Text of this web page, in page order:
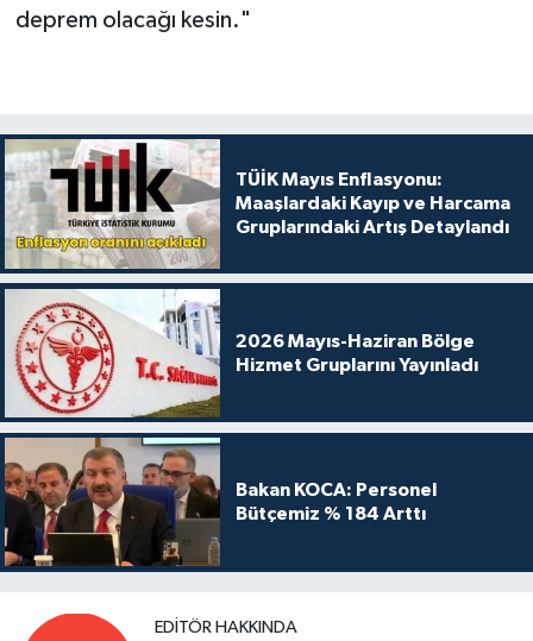
deprem olacağı kesin."
TÜİK Mayıs Enflasyonu:
Maaşlardaki Kayıp ve Harcama
Gruplarındaki Artış Detaylandı
2026 Mayıs-Haziran Bölge
Hizmet Gruplarını Yayınladı
Bakan KOCA: Personel
Bütçemiz % 184 Arttı
EDITÖR HAKKINDA